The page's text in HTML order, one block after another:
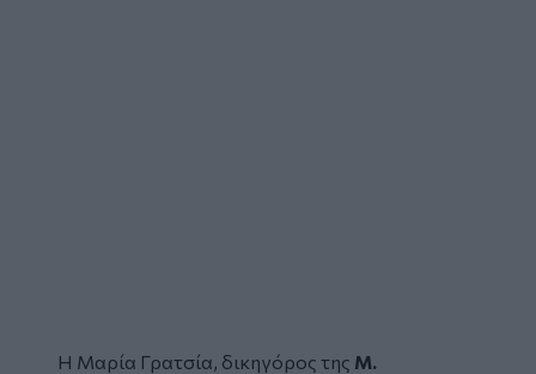
Η Μαρία Γρατσία, δικηγόρος της Μ.